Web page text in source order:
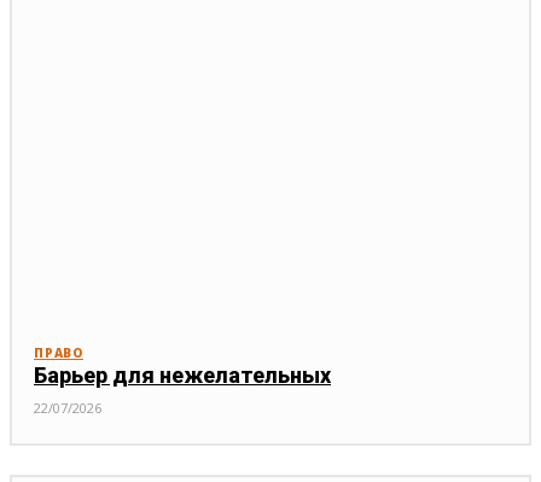
ПРАВО
Барьер для нежелательных
22/07/2026